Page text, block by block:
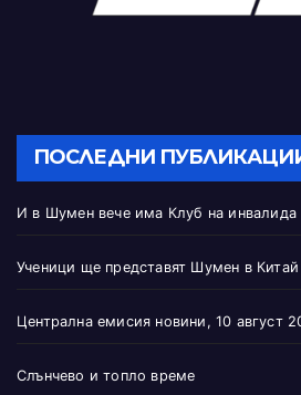
ПОСЛЕДНИ
И в Шумен вече има Клуб на инвалида
Ученици ще представят Шумен в Китай
Централна емисия новини, 10 август
Слънчево и топло време